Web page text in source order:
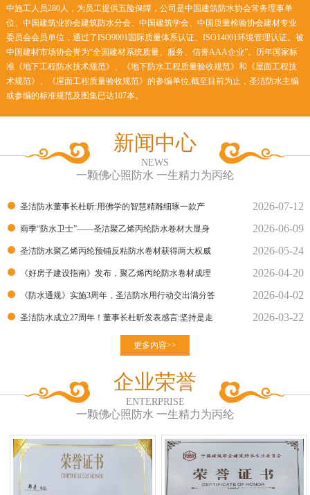
中施工人员280人，为员工提供五险保障，公司是中国建筑防水协会常务理事单
位、中国建筑业协会建筑防水分会、中国建筑学会、中国质量检验协会建材专业
委员会会员单位，通过了ISO9001国际质量体系认证、ISO14001环境管理认证。被
中国建材市场协会誉为“全国建材系统质量、服务、信誉AAA企业”。历年国家标
准《地下工程防水技术规范》、《地下防水工程质量验收规范》和《屋面工程技
术规范》、《屋面工程质量验收规范》的参编单位,截至目前为止，圣洁防水主编
或参编的标准规范及图集已达107本。
新闻中心
NEWS
一颗佛心照防水 一生精力为丙纶
圣洁防水董事长杜昕:用佛学的智慧精雕细琢一款产
品！
2026-07-12
雨季“防水卫士”——圣洁聚乙烯丙纶防水卷材大显身
手！
2026-06-09
圣洁防水聚乙烯丙纶预铺反粘防水卷材获得两大权威
部门的检测报告
2026-05-24
《好房子建设指南》发布，聚乙烯丙纶防水卷材成理
想建材
2026-04-20
《防水通规》实施3周年，圣洁防水用行动交出满分答
卷
2026-04-02
圣洁防水成立27周年！董事长杜昕发表感言:坚持是走 2026-03-22
更多内容>>
企业荣誉
ENTERPRISE
一颗佛心照防水 一生精力为丙纶